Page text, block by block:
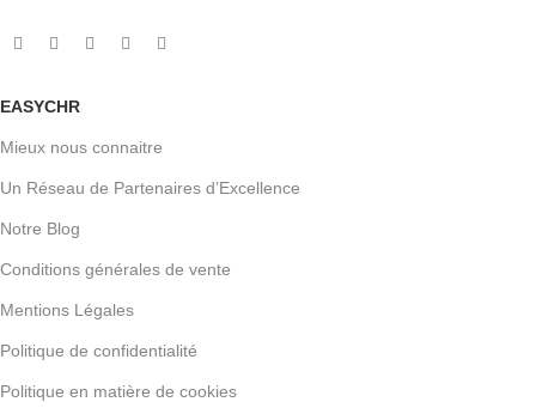
EASYCHR
Mieux nous connaitre
Un Réseau de Partenaires d’Excellence
Notre Blog
Conditions générales de vente
Mentions Légales
Politique de confidentialité
Politique en matière de cookies